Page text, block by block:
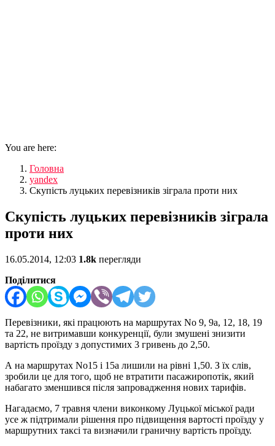
You are here:
Головна
yandex
Скупість луцьких перевізників зіграла проти них
Скупість луцьких перевізників зіграла
проти них
16.05.2014, 12:03 1.8k перегляди
Поділитися
Перевізники, які працюють на маршрутах No 9, 9а, 12, 18, 19
та 22, не витримавши конкуренції, були змушені знизити
вартість проїзду з допустимих 3 гривень до 2,50.
А на маршрутах No15 і 15а лишили на рівні 1,50. З їх слів,
зробили це для того, щоб не втратити пасажиропотік, який
набагато зменшився після запровадження нових тарифів.
Нагадаємо, 7 травня члени виконкому Луцької міської ради
усе ж підтримали рішення про підвищення вартості проїзду у
маршрутних таксі та визначили граничну вартість проїзду.